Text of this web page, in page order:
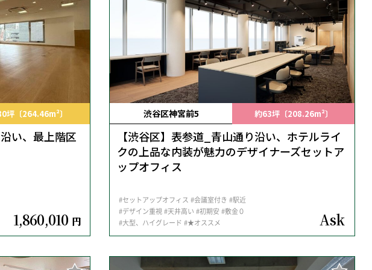
坪〔264.46m²〕
い、最上階区
1,860,010 円
渋谷区神宮前5 約63坪〔208.26m²〕
【渋谷区】表参道_青山通り沿い、ホテルライ
クの上品な内装が魅力のデザイナーズセットア
ップオフィス
#セットアップオフィス #会議室付き #駅近
#デザイン重視#天井高い #初期安 #敷金０
#大型、ハイグレード #★オススメ Ask